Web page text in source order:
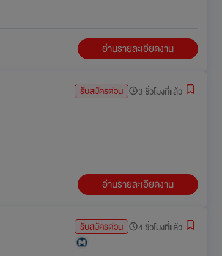
อ่านรายละเอียดงาน
รับสมัครด่วน 3 ชั่วโมงที่แล้ว
อ่านรายละเอียดงาน
รับสมัครด่วน 4 ชั่วโมงที่แล้ว